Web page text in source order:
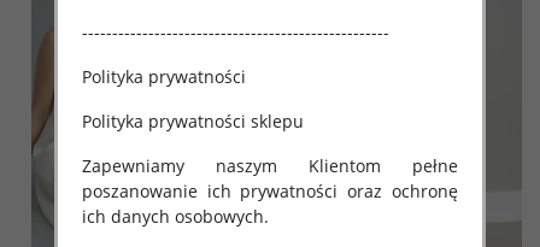
---------------------------------------------------
Polityka prywatności
Polityka prywatności sklepu
Zapewniamy naszym Klientom pełne
poszanowanie ich prywatności oraz ochronę
ich danych osobowych.